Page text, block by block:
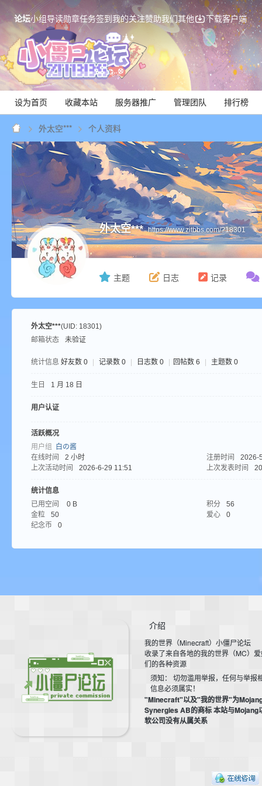
论坛小组导读勋章任务签到我的关注赞助我们其他 下载客户端
设为首页 收藏本站 服务器推广 管理团队 排行榜
Mi
ne
外太空*** 个人资料
外太空*** https://www.zitbbs.com/?18301
主题 日志 记录
外太空***(UID: 18301)
邮箱状态
未验证
统计信息 好友数 0 记录数 0 日志数 0 回帖数 6 主题数 0
生日 1 月 18 日
用户认证
活跃概况
用户组
白の酱
在线时间
2 小时 注册时间
2026-
上次活动时间
2026-6-29 11:51 上次发表时间
统计信息
已用空间
0 B 积分
56
金粒
50 爱心
0
纪念币
0
介绍
我的世界（Minecraft）小僵尸论坛
收录了来自各地的我的世界（MC）
们的各种资源
须知： 切勿滥用举报，任何与举报
信息必须属实！
"Minecraft"以及"我的世界"为
Synergies AB的商标 本站与Mojang
软公司没有从属关系